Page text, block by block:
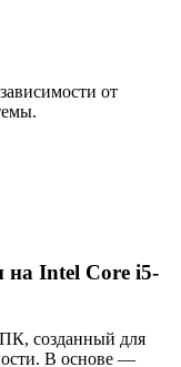
от
Intel Core i5-
созданный для
В основе —